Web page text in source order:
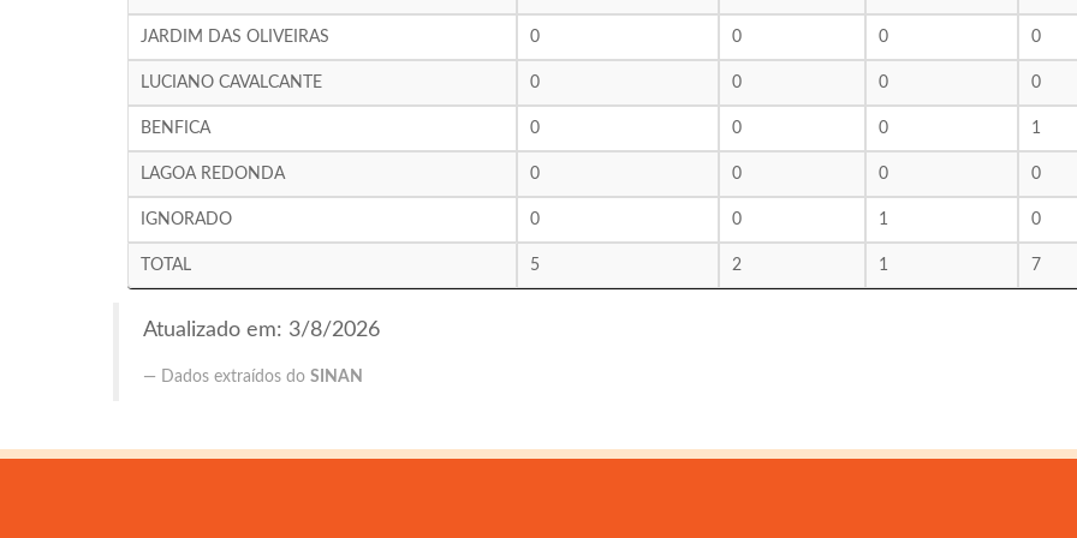
JARDIM DAS OLIVEIRAS 0 0 0 0
LUCIANO CAVALCANTE 0 0 0 0
BENFICA 0 0 0 1
LAGOA REDONDA 0 0 0 0
IGNORADO 0 0 1 0
TOTAL 5 2 1 7
Atualizado em: 3/8/2026
Dados extraídos doSINAN